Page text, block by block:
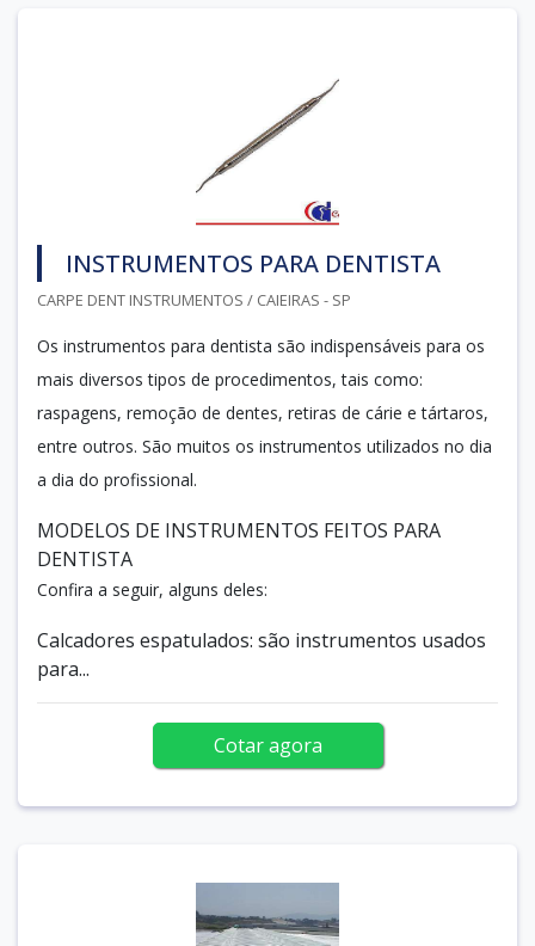
INSTRUMENTOS PARA DENTISTA
CARPE DENT INSTRUMENTOS / CAIEIRAS - SP
Os instrumentos para dentista são indispensáveis para os
mais diversos tipos de procedimentos, tais como:
raspagens, remoção de dentes, retiras de cárie e tártaros,
entre outros. São muitos os instrumentos utilizados no dia
a dia do profissional.
MODELOS DE INSTRUMENTOS FEITOS PARA
DENTISTA
Confira a seguir, alguns deles:
Calcadores espatulados: são instrumentos usados
para...
Cotar agora